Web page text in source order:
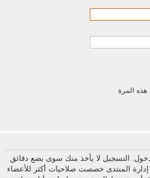
المرة
التسجيل لا يأخذ منك سوى بضع دقائق
المنتدى خصصت صلاحيات أكثر للأعضاء